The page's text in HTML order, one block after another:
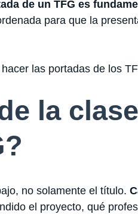
de un TFG es
para que la
las portadas de los
la
no solamente el título.
el proyecto, qué